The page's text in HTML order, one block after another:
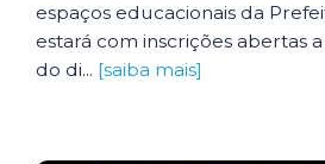
espaços educacionais da
estará com inscrições abertas
do di... [saiba mais]